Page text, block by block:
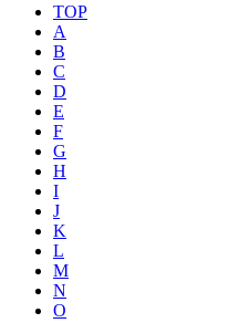
TOP
A
B
C
D
E
F
G
H
I
J
K
L
M
N
O